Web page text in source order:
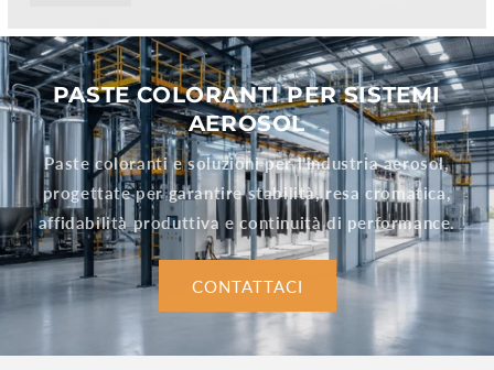
PASTE COLORANTI PER SISTEMI
AEROSOL
Paste coloranti e soluzioni per l’industria aerosol,
progettate per garantire stabilità, resa cromatica,
affidabilità produttiva e continuità di performance.
CONTATTACI